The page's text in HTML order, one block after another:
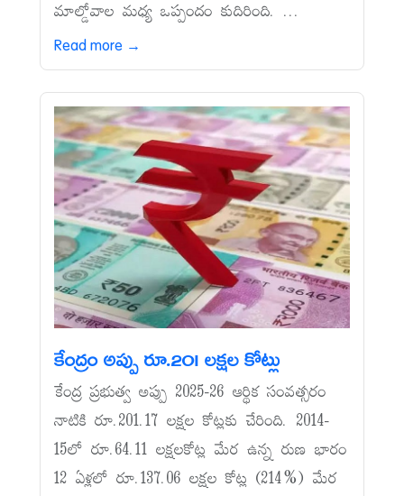
మాల్డోవాల మధ్య ఒప్పందం కుదిరింది. ...
Read more →
కేంద్రం అప్పు రూ.201 లక్షల కోట్లు
కేంద్ర ప్రభుత్వ అప్పు 2025-26 ఆర్థిక సంవత్సరం
నాటికి రూ.201.17 లక్షల కోట్లకు చేరింది. 2014-
15లో రూ.64.11 లక్షలకోట్ల మేర ఉన్న రుణ భారం
12 ఏళ్లలో రూ.137.06 లక్షల కోట్ల (214%) మేర